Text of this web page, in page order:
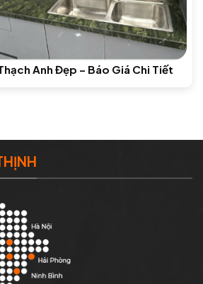
Anh Đẹp – Báo Giá Chi Tiết